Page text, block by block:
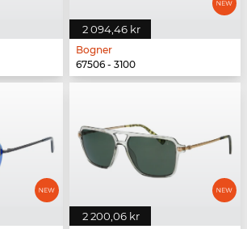
2 094,46 kr
Bogner
67506 - 3100
2 200,06 kr